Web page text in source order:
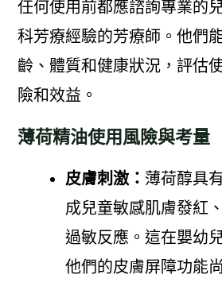
任何使用前都應諮詢專業的
科芳療經驗的芳療師。他們
齡、體質和健康狀況，評估
險和效益。
薄荷精油使用風險與考量
皮膚刺激： 薄荷醇具
成兒童敏感肌膚發紅
過敏反應。這在嬰幼
他們的皮膚屏障功能